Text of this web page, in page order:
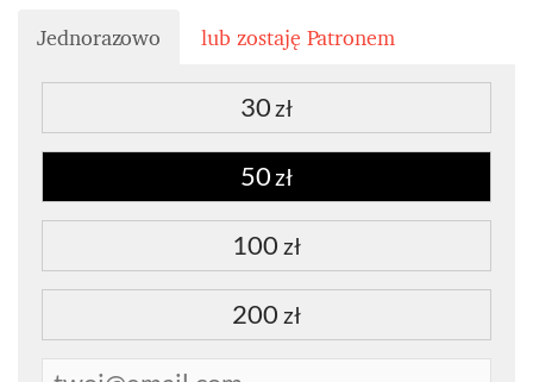
Jednorazowo
lub zostaję Patronem
30 zł
50 zł
100 zł
200 zł